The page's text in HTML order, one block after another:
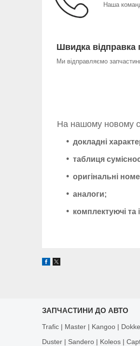
Наша
Швидка відправка
Ми відправляємо
На нашому новому
докладні
таблиця
оригінальні
аналоги;
комплектуючі та
ЗАПЧАСТИНИ ДО АВТО
Trafic | Master | Kangoo |
Duster | Sandero | Koleos |